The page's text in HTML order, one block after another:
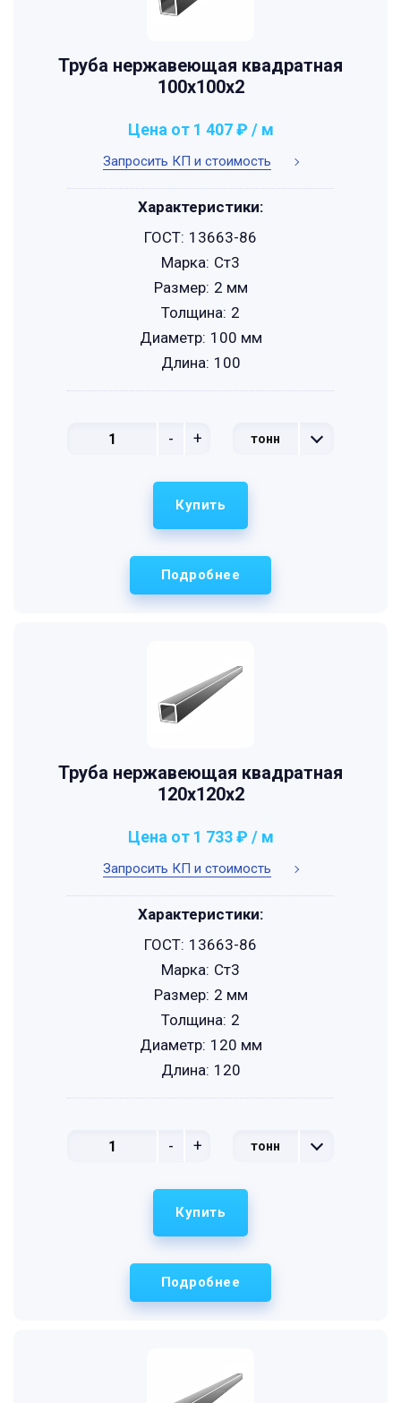
Труба нержавеющая квадратная
100х100х2
Запросить КП и стоимость
Цена от 1 407 ₽ / м
- + тонн
Характеристики:
ГОСТ: 13663-86
Марка: Ст3
Размер: 2 мм
Толщина: 2
Диаметр: 100 мм
Длина: 100
Подробнее
Купить
Труба нержавеющая квадратная
120х120х2
Запросить КП и стоимость
Цена от 1 733 ₽ / м
- + тонн
Характеристики:
ГОСТ: 13663-86
Марка: Ст3
Размер: 2 мм
Толщина: 2
Диаметр: 120 мм
Длина: 120
Подробнее
Купить